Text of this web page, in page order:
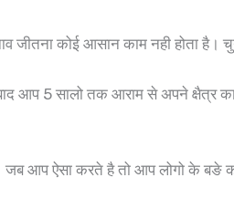
जीतना कोई आसान काम नही होता है।
आप 5 सालो तक आराम से अपने
जब आप ऐसा करते है तो आप लोगो के